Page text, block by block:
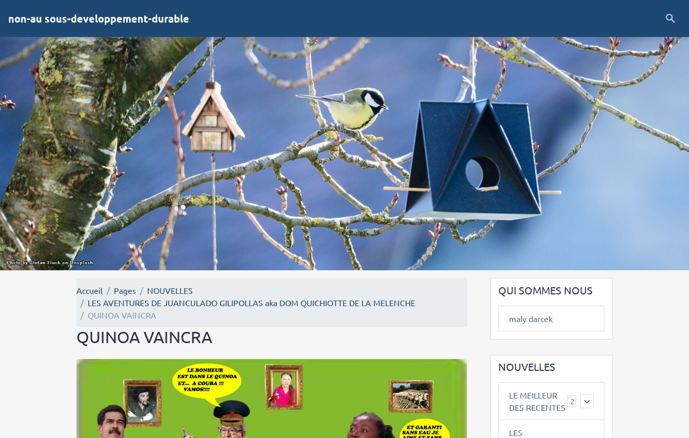
non-au sous-developpement-durable
Accueil Pages
NOUVELLES
LES AVENTURES DE JUANCULADO GILIPOLLAS aka DOM QUICHIOTTE DE LA MELENCHE
QUINOA VAINCRA
QUINOA VAINCRA
QUI SOMMES NOUS
maly darcek
NOUVELLES
LE MEILLEUR
DES RECENTES
2
LES